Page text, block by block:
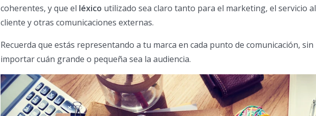
coherentes, y que el léxico utilizado sea claro tanto para el marketing, el servicio al
cliente y otras comunicaciones externas.
Recuerda que estás representando a tu marca en cada punto de comunicación, sin
importar cuán grande o pequeña sea la audiencia.